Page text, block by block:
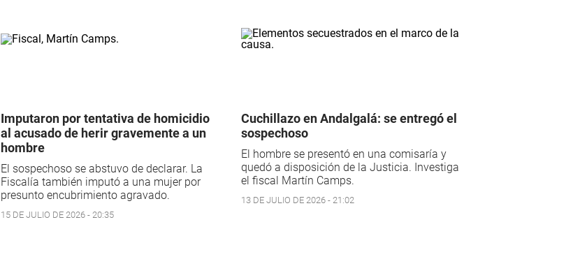
Imputaron por tentativa de homicidio
al acusado de herir gravemente a un
hombre
El sospechoso se abstuvo de declarar. La
Fiscalía también imputó a una mujer por
presunto encubrimiento agravado.
15 DE JULIO DE 2026 - 20:35
Cuchillazo en Andalgalá: se entregó el
sospechoso
El hombre se presentó en una comisaría y
quedó a disposición de la Justicia. Investiga
el fiscal Martín Camps.
13 DE JULIO DE 2026 - 21:02